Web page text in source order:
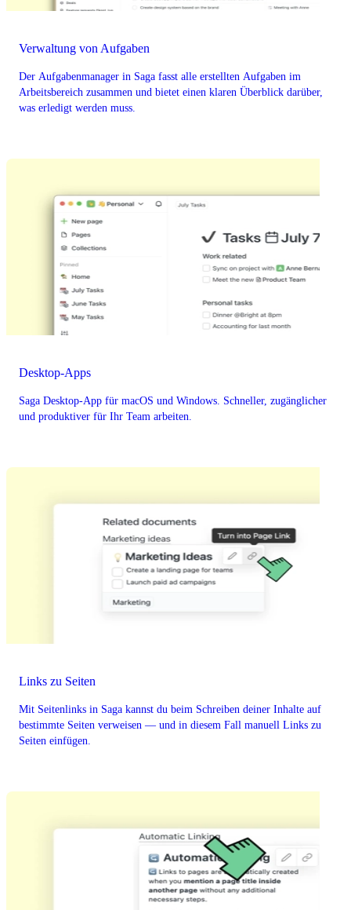
Verwaltung von Aufgaben
Der Aufgabenmanager in Saga fasst alle erstellten Aufgaben im
Arbeitsbereich zusammen und bietet einen klaren Überblick darüber,
was erledigt werden muss.
Desktop-Apps
Saga Desktop-App für macOS und Windows. Schneller, zugänglicher
und produktiver für Ihr Team arbeiten.
Links zu Seiten
Mit Seitenlinks in Saga kannst du beim Schreiben deiner Inhalte auf
bestimmte Seiten verweisen — und in diesem Fall manuell Links zu
Seiten einfügen.